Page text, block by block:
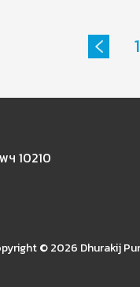
1
ฯ 10210
©2026 Dhurakij